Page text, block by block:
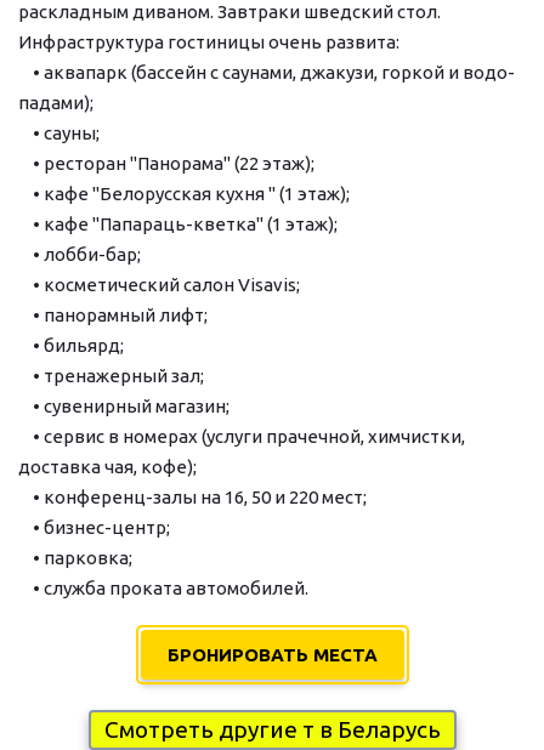
раскладным ди­ва­ном. Зав­тра­ки швед­ский стол.
Ин­фра­струк­ту­ра го­сти­ни­цы очень раз­ви­та:
• ак­ва­парк (бас­сейн с сау­на­ми, джа­ку­зи, гор­кой и во­до­
па­да­ми);
• сау­ны;
• ре­сто­ран "Панорама" (22 этаж);
• ка­фе "Бе­ло­рус­ская кух­ня " (1 этаж);
• ка­фе "Папараць-кветка" (1 этаж);
• лобби-бар;
• кос­ме­ти­че­ский са­лон Visavis;
• па­но­рам­ный лифт;
• би­льярд;
• тре­на­жер­ный зал;
• сувенирный ма­га­зин;
• сервис в но­ме­рах (услуги прачечной, химчистки,
доставка чая, ко­фе);
• конференц-залы на 16, 50 и 220 мест;
• бизнес-центр;
• парковка;
• служ­ба проката ав­то­мо­би­лей.
БРОНИРОВАТЬ МЕСТА
Смотреть другие т в Беларусь